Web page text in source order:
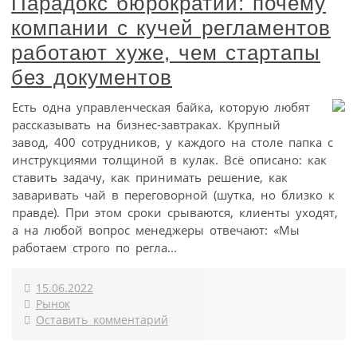
компании с кучей регламентов
работают хуже, чем стартапы
без документов
Есть одна управленческая байка, которую любят
рассказывать на бизнес-завтраках. Крупный
завод, 400 сотрудников, у каждого на столе папка с
инструкциями толщиной в кулак. Всё описано: как
ставить задачу, как принимать решение, как
заваривать чай в переговорной (шутка, но близко к
правде). При этом сроки срываются, клиенты уходят,
а на любой вопрос менеджеры отвечают: «Мы
работаем строго по регла...
15.06.2022
Рынок
Оставить комментарий